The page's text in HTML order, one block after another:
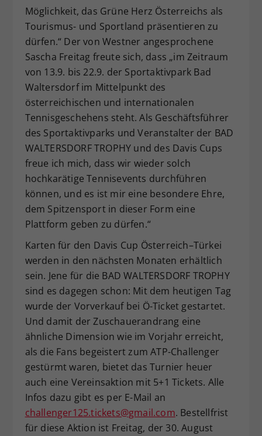
Möglichkeit, das Grüne Herz Österreichs als
Tourismus- und Sportland präsentieren zu
dürfen.“ Der von Westner angesprochene
Sascha Freitag freute sich, dass „im Zeitraum
von 13.9. bis 22.9. der Sportaktivpark Bad
Waltersdorf im Mittelpunkt des
österreichischen und internationalen
Tennisgeschehens steht. Als Geschäftsführer
des Sportaktivparks und Veranstalter der BAD
WALTERSDORF TROPHY und des Davis Cups
freue ich mich, dass wir wieder solch
hochkarätige Tennisevents durchführen
können, und es ist mir eine besondere Ehre,
dem Spitzensport in dieser Form eine
Plattform geben zu dürfen.“
Karten für den Davis Cup Österreich–Türkei
werden in den nächsten Monaten erhältlich
sein. Jene für die BAD WALTERSDORF TROPHY
sind es dagegen schon: Mit dem heutigen Tag
wurde der Vorverkauf bei Ö-Ticket gestartet.
Und damit der Zuschauerandrang eine
ähnliche Dimension wie im Vorjahr erreicht,
als die Fans begeistert zum ATP-Challenger
gestürmt waren, bietet das Turnier heuer
auch eine Vereinsaktion mit 5+1 Tickets. Alle
Infos dazu gibt es per E-Mail an
challenger125.tickets@gmail.com. Bestellfrist
für diese Aktion ist Freitag, der 30. August